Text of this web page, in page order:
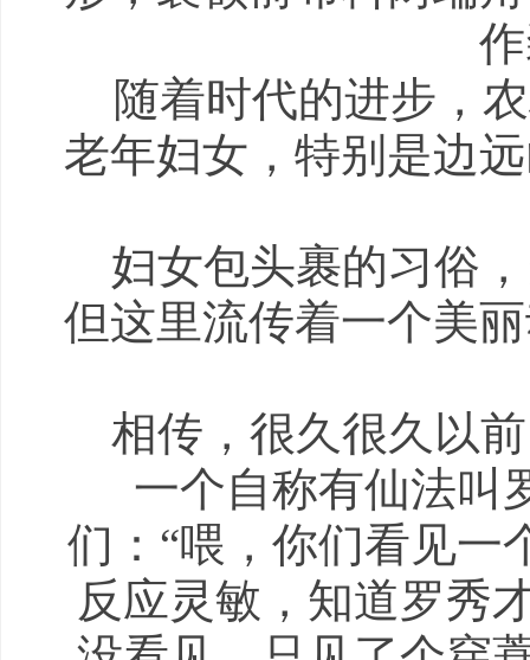
随着时代的进步，农
老年妇女，特别是边
妇女包头裹的习俗
但这里流传着一个美
相传，很久很久以
一个自称有仙法叫
们：“喂，你们看见一
反应灵敏，知道罗秀